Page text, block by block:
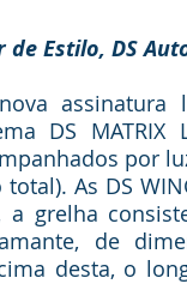
Estilo, DS
assinatura
DS MATRIX
por
As DS
grelha
de
desta, o